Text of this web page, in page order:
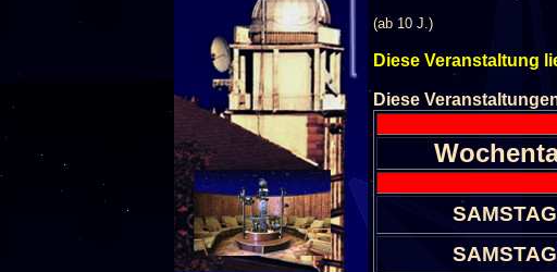
(ab 10 J.)
Diese Veranstaltung
Diese
SAMSTAG
SAMSTAG